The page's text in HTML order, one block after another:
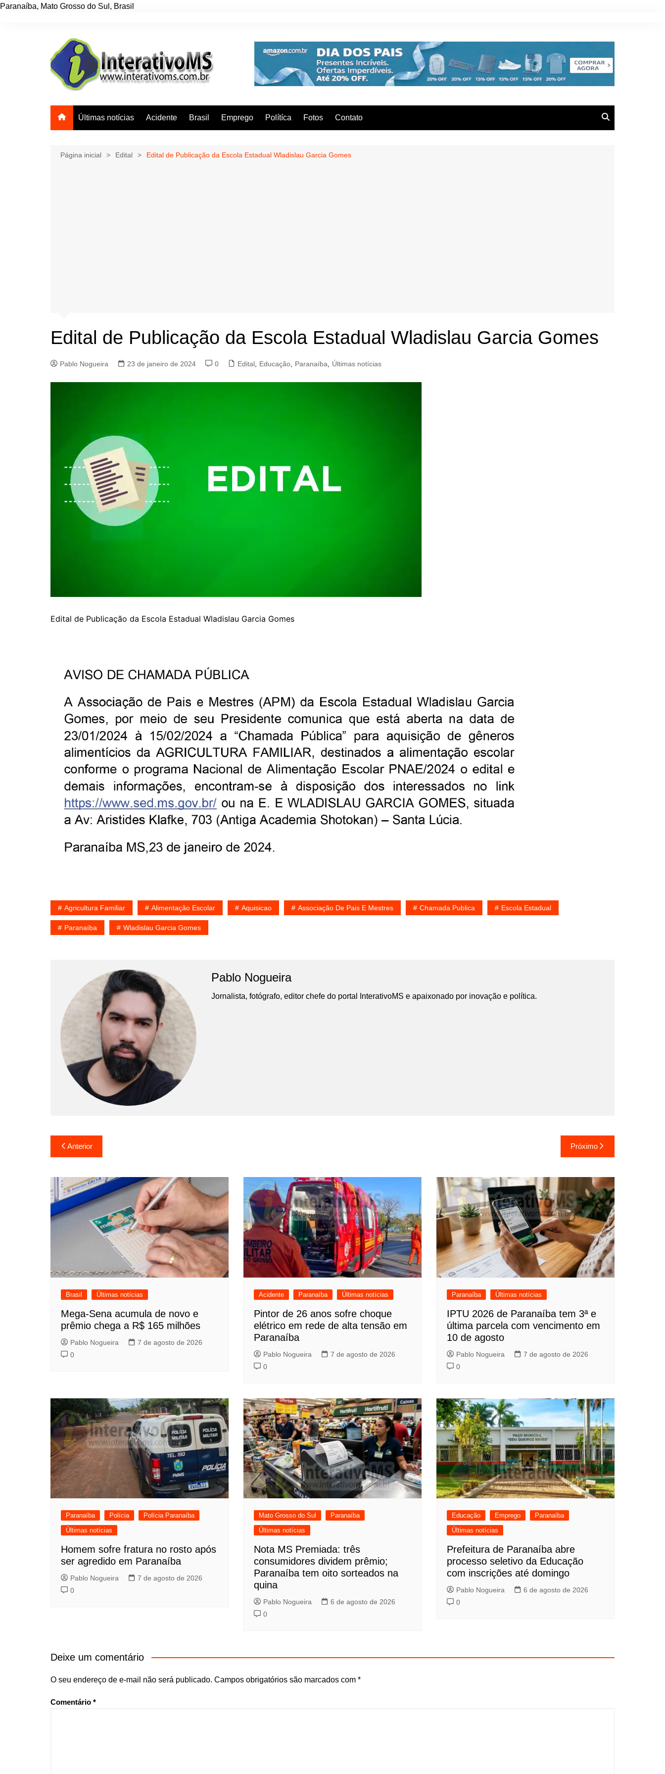
Paranaíba, Mato Grosso do Sul , Brasil
Últimas notícias Acidente Brasil Emprego Polítíca Fotos Contato
Página inicial Edital Edital de Publicação da Escola Estadual Wladislau Garcia Gomes
Edital de Publicação da Escola Estadual Wladislau Garcia Gomes
Pablo Nogueira 23 de janeiro de 2024 0 Edital Educação Paranaíba Últimas notícias
Edital de Publicação da Escola Estadual Wladislau Garcia Gomes
Agricultura Familiar Alimentação Escolar Aquisicao Associação De Pais E Mestres Chamada Publica Escola Estadual
Paranaíba Wladislau Garcia Gomes
Pablo Nogueira
Jornalista, fotógrafo, editor chefe do portal InterativoMS e apaixonado por inovação e política.
Navegação
de
Post
Anterior Próximo
Brasil Últimas notícias
Mega-Sena acumula de novo e
prêmio chega a R$ 165 milhões
Pablo Nogueira
7 de agosto de 2026
0
Acidente Paranaíba Últimas notícias
Pintor de 26 anos sofre choque
elétrico em rede de alta tensão em
Paranaíba
Pablo Nogueira
7 de agosto de 2026
0
Paranaíba Últimas notícias
IPTU 2026 de Paranaíba tem 3ª e
última parcela com vencimento em
10 de agosto
Pablo Nogueira
7 de agosto de 2026
0
Paranaíba Polícia
Polícia Paranaíba
Últimas notícias
Homem sofre fratura no rosto após
ser agredido em Paranaíba
Pablo Nogueira
7 de agosto de 2026
0
Mato Grosso do Sul
Paranaíba
Últimas notícias
Nota MS Premiada: três
consumidores dividem prêmio;
Paranaíba tem oito sorteados na
quina
Pablo Nogueira
6 de agosto de 2026
0
Educação Emprego
Paranaíba
Últimas notícias
Prefeitura de Paranaíba abre
processo seletivo da Educação
com inscrições até domingo
Pablo Nogueira
6 de agosto de 2026
0
Deixe um comentário
O seu endereço de e-mail não será publicado. Campos obrigatórios são marcados com *
Comentário *